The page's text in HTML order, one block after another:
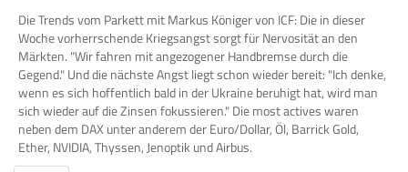
Die Trends vom Parkett mit Markus Königer von ICF: Die in dieser
Woche vorherrschende Kriegsangst sorgt für Nervosität an den
Märkten. "Wir fahren mit angezogener Handbremse durch die
Gegend." Und die nächste Angst liegt schon wieder bereit: "Ich denke,
wenn es sich hoffentlich bald in der Ukraine beruhigt hat, wird man
sich wieder auf die Zinsen fokussieren." Die most actives waren
neben dem DAX unter anderem der Euro/Dollar, Öl, Barrick Gold,
Ether, NVIDIA, Thyssen, Jenoptik und Airbus.